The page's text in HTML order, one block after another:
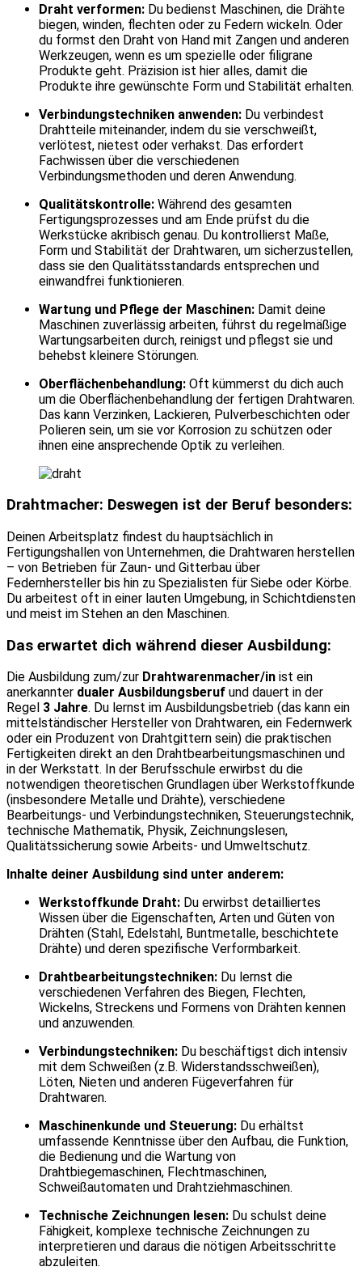
Draht verformen: Du bedienst Maschinen, die Drähte
biegen, winden, flechten oder zu Federn wickeln. Oder
du formst den Draht von Hand mit Zangen und anderen
Werkzeugen, wenn es um spezielle oder filigrane
Produkte geht. Präzision ist hier alles, damit die
Produkte ihre gewünschte Form und Stabilität erhalten.
Verbindungstechniken anwenden: Du verbindest
Drahtteile miteinander, indem du sie verschweißt,
verlötest, nietest oder verhakst. Das erfordert
Fachwissen über die verschiedenen
Verbindungsmethoden und deren Anwendung.
Qualitätskontrolle: Während des gesamten
Fertigungsprozesses und am Ende prüfst du die
Werkstücke akribisch genau. Du kontrollierst Maße,
Form und Stabilität der Drahtwaren, um sicherzustellen,
dass sie den Qualitätsstandards entsprechen und
einwandfrei funktionieren.
Wartung und Pflege der Maschinen: Damit deine
Maschinen zuverlässig arbeiten, führst du regelmäßige
Wartungsarbeiten durch, reinigst und pflegst sie und
behebst kleinere Störungen.
Oberflächenbehandlung: Oft kümmerst du dich auch
um die Oberflächenbehandlung der fertigen Drahtwaren.
Das kann Verzinken, Lackieren, Pulverbeschichten oder
Polieren sein, um sie vor Korrosion zu schützen oder
ihnen eine ansprechende Optik zu verleihen.
Drahtmacher: Deswegen ist der Beruf besonders:
Deinen Arbeitsplatz findest du hauptsächlich in
Fertigungshallen von Unternehmen, die Drahtwaren herstellen
– von Betrieben für Zaun- und Gitterbau über
Federnhersteller bis hin zu Spezialisten für Siebe oder Körbe.
Du arbeitest oft in einer lauten Umgebung, in Schichtdiensten
und meist im Stehen an den Maschinen.
Das erwartet dich während dieser Ausbildung:
Die Ausbildung zum/zur Drahtwarenmacher/in ist ein
anerkannter dualer Ausbildungsberuf und dauert in der
Regel 3 Jahre. Du lernst im Ausbildungsbetrieb (das kann ein
mittelständischer Hersteller von Drahtwaren, ein Federnwerk
oder ein Produzent von Drahtgittern sein) die praktischen
Fertigkeiten direkt an den Drahtbearbeitungsmaschinen und
in der Werkstatt. In der Berufsschule erwirbst du die
notwendigen theoretischen Grundlagen über Werkstoffkunde
(insbesondere Metalle und Drähte), verschiedene
Bearbeitungs- und Verbindungstechniken, Steuerungstechnik,
technische Mathematik, Physik, Zeichnungslesen,
Qualitätssicherung sowie Arbeits- und Umweltschutz.
Inhalte deiner Ausbildung sind unter anderem:
Werkstoffkunde Draht: Du erwirbst detailliertes
Wissen über die Eigenschaften, Arten und Güten von
Drähten (Stahl, Edelstahl, Buntmetalle, beschichtete
Drähte) und deren spezifische Verformbarkeit.
Drahtbearbeitungstechniken: Du lernst die
verschiedenen Verfahren des Biegen, Flechten,
Wickelns, Streckens und Formens von Drähten kennen
und anzuwenden.
Verbindungstechniken: Du beschäftigst dich intensiv
mit dem Schweißen (z.B. Widerstandsschweißen),
Löten, Nieten und anderen Fügeverfahren für
Drahtwaren.
Maschinenkunde und Steuerung: Du erhältst
umfassende Kenntnisse über den Aufbau, die Funktion,
die Bedienung und die Wartung von
Drahtbiegemaschinen, Flechtmaschinen,
Schweißautomaten und Drahtziehmaschinen.
Technische Zeichnungen lesen: Du schulst deine
Fähigkeit, komplexe technische Zeichnungen zu
interpretieren und daraus die nötigen Arbeitsschritte
abzuleiten.